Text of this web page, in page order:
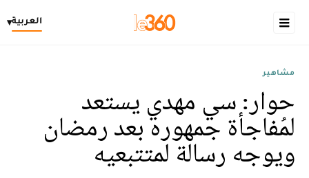
العربية▾
مشاهير
حوار: سي مهدي يستعد
لمُفاجأة جمهوره بعد رمضان
ويوجه رسالة لمتتبعيه